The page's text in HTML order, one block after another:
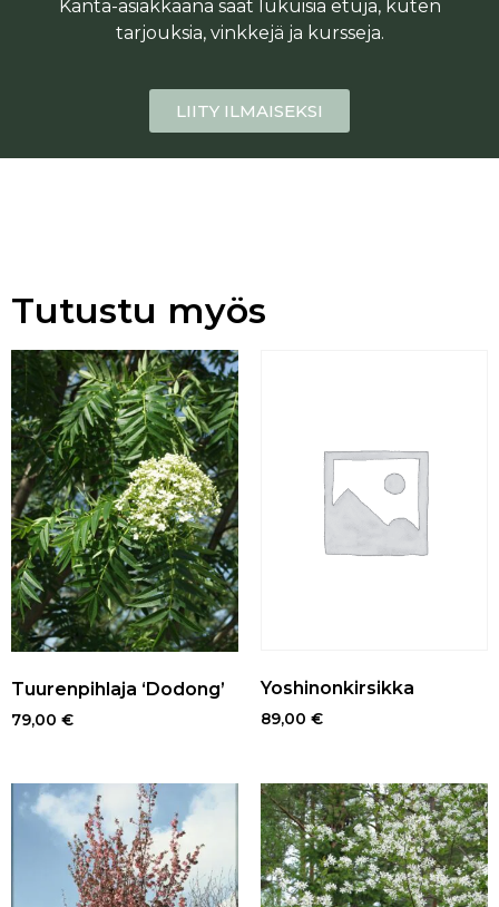
Kanta-asiakkaana saat lukuisia etuja, kuten
tarjouksia, vinkkejä ja kursseja.
LIITY ILMAISEKSI
Tutustu myös
Tuurenpihlaja ‘Dodong’
79,00 €
Yoshinonkirsikka
89,00 €